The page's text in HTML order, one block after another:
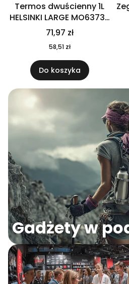
Termos dwuścienny 1L
HELSINKI LARGE MO6373-
04
71,97 zł
58,51 zł
Do koszyka
Gadżety w